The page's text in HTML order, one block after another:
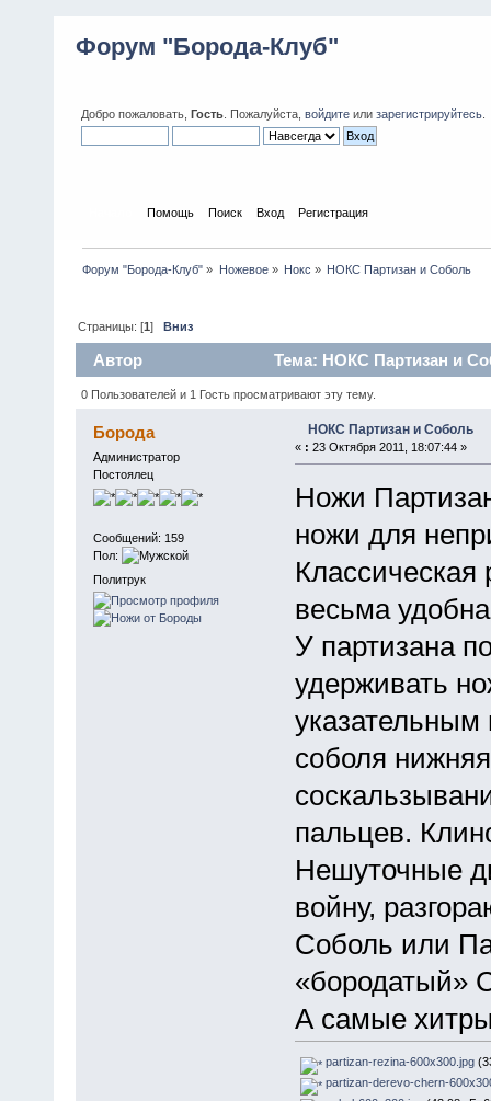
Форум "Борода-Клуб"
Добро пожаловать, Гость . Пожалуйста, войдите или зарегистрируйтесь
Помощь Поиск Вход Регистрация
Форум "Борода-Клуб" » Ножевое» Нокс » НОКС Партизан и Соболь
Страницы: [1]Вниз
Автор Тема: НОКС Партизан и
0 Пользователей и 1 Гость просматривают эту тему.
Борода
Администратор
Постоялец
Сообщений: 159
Пол:
Политрук
НОКС Партизан и Соболь
« : 23 Октября 2011, 18:07:44 »
Ножи
ножи для
Классическая
весьма
У партизана
удерживать
соболя
пальцев.
Нешуточные
войну,
Соболь или
«бородатый»
А самые
partizan-rezina-600x300.jpg
partizan-derevo-chern-